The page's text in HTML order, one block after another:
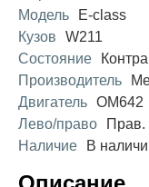
Модель
E-class
Кузов
W211
Состояние
Производитель
Двигатель OM642
Лево/право
Прав.
Наличие
В